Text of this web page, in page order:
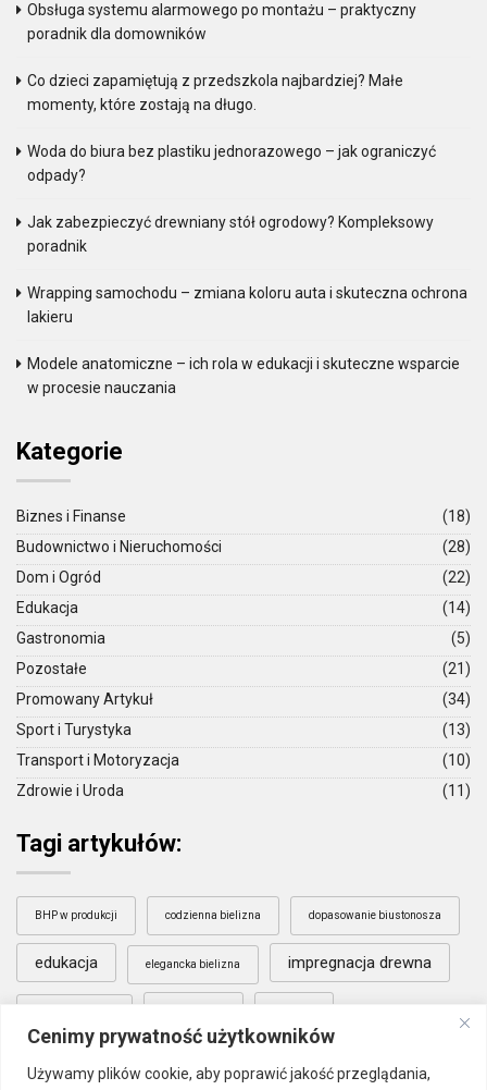
Cenimy prywatność użytkowników
Używamy plików cookie, aby poprawić jakość przeglądania,
Obsługa systemu alarmowego po montażu – praktyczny
poradnik dla domowników
Co dzieci zapamiętują z przedszkola najbardziej? Małe
momenty, które zostają na długo.
Woda do biura bez plastiku jednorazowego – jak ograniczyć
odpady?
Jak zabezpieczyć drewniany stół ogrodowy? Kompleksowy
poradnik
Wrapping samochodu – zmiana koloru auta i skuteczna ochrona
lakieru
Modele anatomiczne – ich rola w edukacji i skuteczne wsparcie
w procesie nauczania
Kategorie
Biznes i Finanse
(18)
Budownictwo i Nieruchomości
(28)
Dom i Ogród
(22)
Edukacja
(14)
Gastronomia
(5)
Pozostałe
(21)
Promowany Artykuł
(34)
Sport i Turystyka
(13)
Transport i Motoryzacja
(10)
Zdrowie i Uroda
(11)
Tagi artykułów:
BHP w produkcji codzienna bielizna dopasowanie biustonosza
edukacja elegancka bielizna impregnacja drewna